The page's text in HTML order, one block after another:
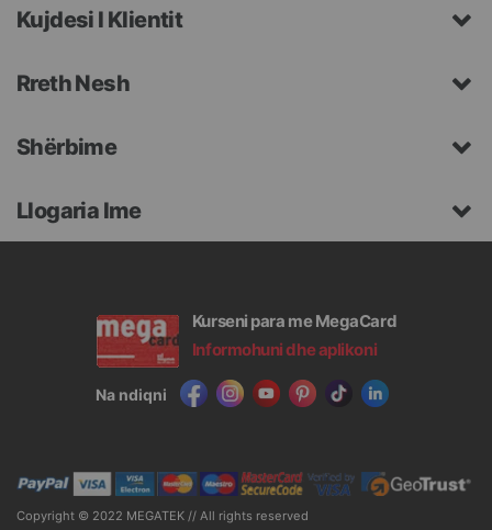
Kujdesi I Klientit
Rreth Nesh
Shërbime
Llogaria Ime
Kurseni para me MegaCard
Informohuni dhe aplikoni
Na ndiqni
Copyright © 2022 MEGATEK // All rights reserved